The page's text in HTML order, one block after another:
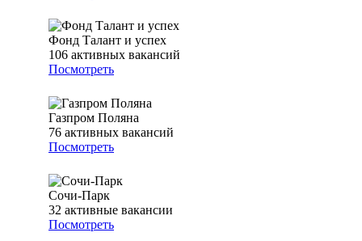
Фонд Талант и успех
106 активных вакансий
Посмотреть
Газпром Поляна
76 активных вакансий
Посмотреть
Сочи-Парк
32 активные вакансии
Посмотреть